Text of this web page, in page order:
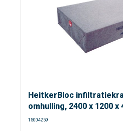
HeitkerBloc
omhulling, 2400 x 1200 x
15004259